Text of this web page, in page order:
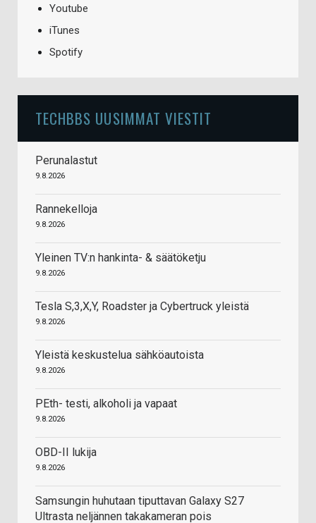
Youtube
iTunes
Spotify
TECHBBS UUSIMMAT VIESTIT
Perunalastut
9.8.2026
Rannekelloja
9.8.2026
Yleinen TV:n hankinta- & säätöketju
9.8.2026
Tesla S,3,X,Y, Roadster ja Cybertruck yleistä
9.8.2026
Yleistä keskustelua sähköautoista
9.8.2026
PEth- testi, alkoholi ja vapaat
9.8.2026
OBD-II lukija
9.8.2026
Samsungin huhutaan tiputtavan Galaxy S27
Ultrasta neljännen takakameran pois